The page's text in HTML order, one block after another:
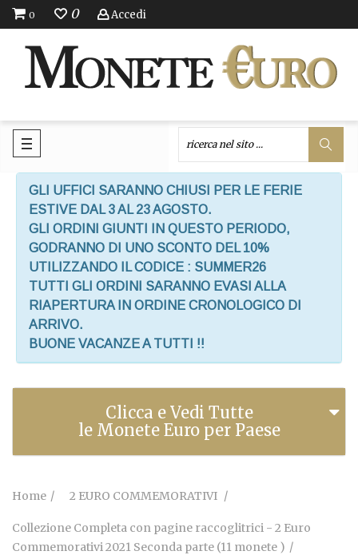
0 0 Accedi
GLI UFFICI SARANNO CHIUSI PER LE FERIE
ESTIVE DAL 3 AL 23 AGOSTO.
GLI ORDINI GIUNTI IN QUESTO PERIODO,
GODRANNO DI UNO SCONTO DEL 10%
UTILIZZANDO IL CODICE : SUMMER26
TUTTI GLI ORDINI SARANNO EVASI ALLA
RIAPERTURA IN ORDINE CRONOLOGICO DI
ARRIVO.
BUONE VACANZE A TUTTI !!
Clicca e Vedi Tutte
le Monete Euro per Paese
Home 2 EURO COMMEMORATIVI
Collezione Completa con pagine raccoglitrici - 2 Euro
Commemorativi 2021 Seconda parte (11 monete )